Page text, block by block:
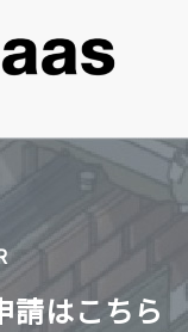
請はこちら